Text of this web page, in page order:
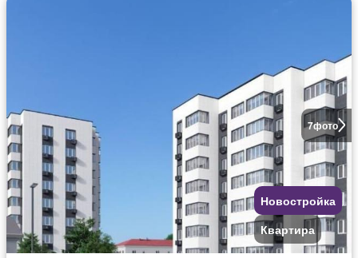
7фото
Новостройка
Квартира